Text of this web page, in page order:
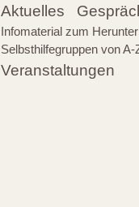
Aktuelles
Infomaterial zum
Selbsthilfegruppen von A-
Veranstaltungen